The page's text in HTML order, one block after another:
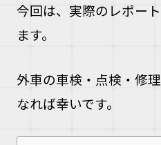
今回は、実際のレポー
ます。
外車の車検・点検・修
なれば幸いです。